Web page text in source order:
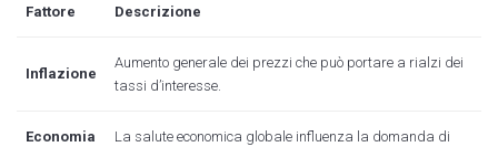
Fattore Descrizione
Inflazione
Aumento generale dei prezzi che può portare a rialzi dei
tassi d’interesse.
Economia
La salute economica globale influenza la domanda di